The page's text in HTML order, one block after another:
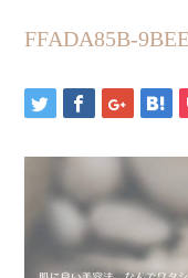
FFADA85B-